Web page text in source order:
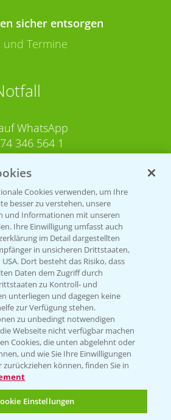
sicher entsorgen
und Termine
WhatsApp
346 564 1
30-20220
Sie uns
Cookies verwenden, um Ihre
besser zu verstehen, unsere
und Informationen mit unseren
Ihre Einwilligung umfasst auch
im Detail dargestellten
in unsicheren Drittstaaten,
Dort besteht das Risiko, dass
Daten dem Zugriff durch
zu Kontroll- und
unterliegen und dagegen keine
zur Verfügung stehen.
zu unbedingt notwendigen
Webseite nicht verfügbar machen
Cookies, die unten abgelehnt oder
und wie Sie Ihre Einwilligungen
können, finden Sie in
Einstellungen